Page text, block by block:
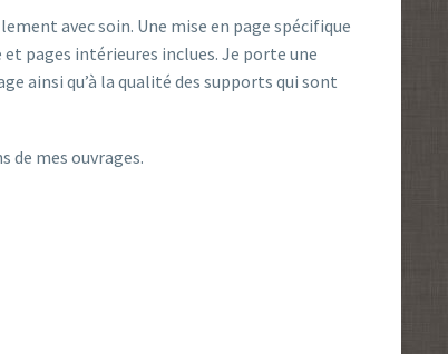
avec soin. Une mise en page spécifique
pages intérieures inclues. Je porte une
ainsi qu’à la qualité des supports qui sont
de mes ouvrages.